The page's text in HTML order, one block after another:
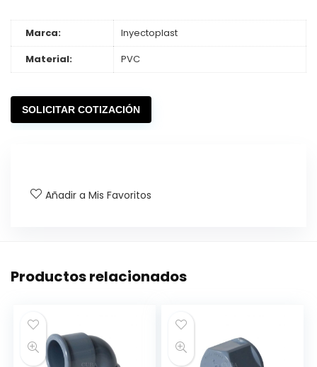
Marca:
Inyectoplast
Material:
PVC
SOLICITAR COTIZACIÓN
Añadir a Mis Favoritos
Productos relacionados